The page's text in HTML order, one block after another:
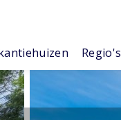
Regio's